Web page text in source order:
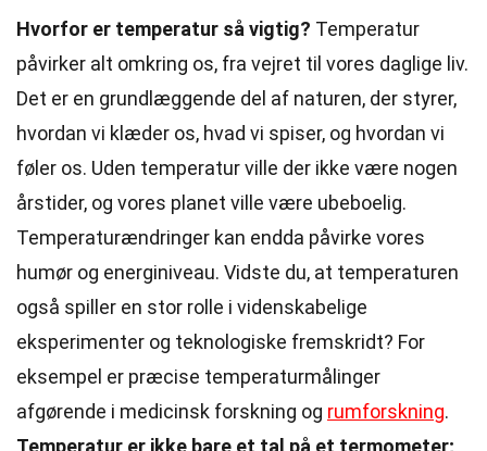
Hvorfor er temperatur så vigtig? Temperatur
påvirker alt omkring os, fra vejret til vores daglige liv.
Det er en grundlæggende del af naturen, der styrer,
hvordan vi klæder os, hvad vi spiser, og hvordan vi
føler os. Uden temperatur ville der ikke være nogen
årstider, og vores planet ville være ubeboelig.
Temperaturændringer kan endda påvirke vores
humør og energiniveau. Vidste du, at temperaturen
også spiller en stor rolle i videnskabelige
eksperimenter og teknologiske fremskridt? For
eksempel er præcise temperaturmålinger
afgørende i medicinsk forskning og rumforskning.
Temperatur er ikke bare et tal på et termometer;